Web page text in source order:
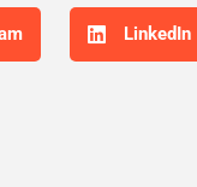
LinkedIn